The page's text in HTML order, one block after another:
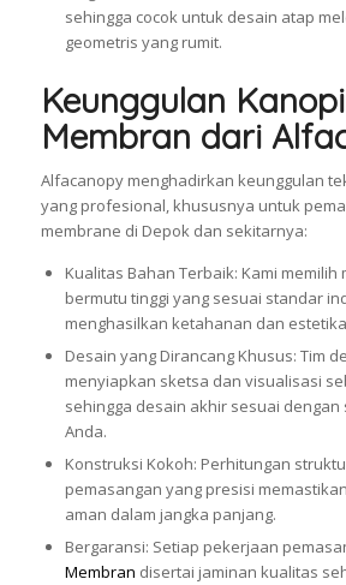
sehingga cocok untuk desain atap
geometris yang rumit.
Keunggulan Kanopi
Membran dari
Alfacanopy menghadirkan keunggulan
yang profesional, khususnya untuk
membrane di Depok dan sekitarnya:
Kualitas Bahan Terbaik: Kami
bermutu tinggi yang sesuai standar
menghasilkan ketahanan dan
Desain yang Dirancang Khusus: Tim
menyiapkan sketsa dan visualisasi
sehingga desain akhir sesuai
Anda.
Konstruksi Kokoh: Perhitungan
pemasangan yang presisi
aman dalam jangka panjang.
Bergaransi: Setiap pekerjaan
Membran disertai jaminan kualitas